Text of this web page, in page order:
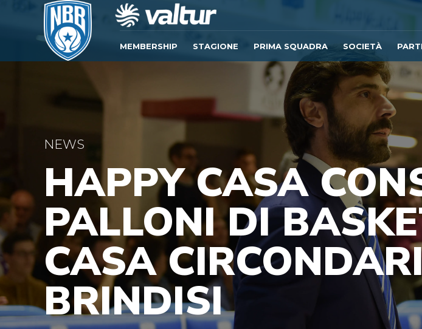
MEMBERSHIP STAGIONE PRIMA SQUADRA SOCIETÀ
NEWS
HAPPY CASA
PALLONI DI
CASA
BRINDISI